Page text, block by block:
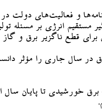
و فعالیت‌های
مستقیم انرژی بر مسئله
برای قطع ناگزیر برق و
سال جاری را مؤثر